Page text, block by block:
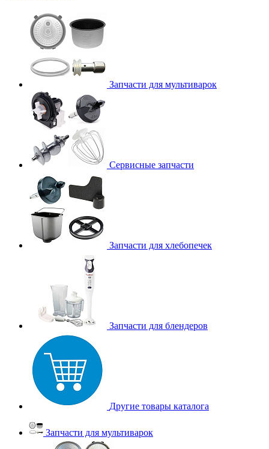
Запчасти для мультиварок
Сервисные запчасти
Запчасти для хлебопечек
Запчасти для блендеров
Другие товары каталога
Запчасти для мультиварок